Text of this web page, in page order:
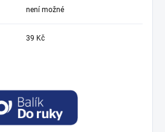
není možné
39 Kč